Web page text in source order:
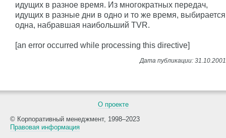
идущих в разное время. Из многократных передач,
идущих в разные дни в одно и то же время, выбирается
одна, набравшая наибольший TVR.
[an error occurred while processing this directive]
О проекте
© Корпоративный менеджмент, 1998–2023
Правовая информация